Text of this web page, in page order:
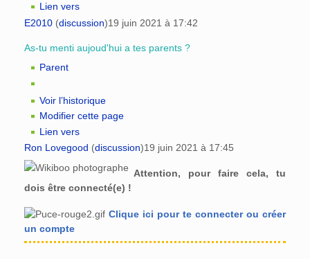
Lien vers
E2010 (discussion)19 juin 2021 à 17:42
As-tu menti aujoud'hui a tes parents ?
Parent
Voir l’historique
Modifier cette page
Lien vers
Ron Lovegood (discussion)19 juin 2021 à 17:45
Attention, pour faire cela, tu
dois être connecté(e) !
Clique ici pour te connecter ou créer
un compte